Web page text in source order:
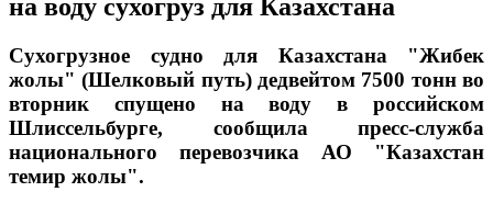
на воду сухогруз для Казахстана
Сухогрузное судно для Казахстана "Жибек
жолы" (Шелковый путь) дедвейтом 7500 тонн во
вторник спущено на воду в российском
Шлиссельбурге, сообщила пресс-служба
национального перевозчика АО "Казахстан
темир жолы".